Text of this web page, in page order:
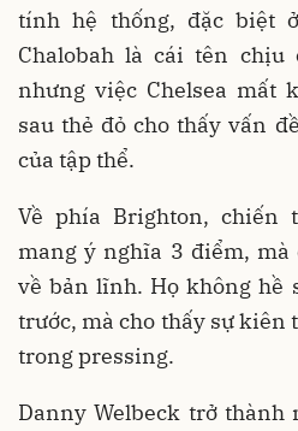
tính hệ thống, đặc biệt
Chalobah là cái tên
nhưng việc Chelsea mất
sau thẻ đỏ cho thấy vấn
của tập thể.
Về phía Brighton, chiến
mang ý nghĩa 3 điểm,
về bản lĩnh. Họ không hề
trước, mà cho thấy sự kiên
trong pressing.
Danny Welbeck trở